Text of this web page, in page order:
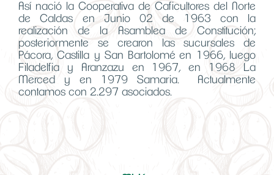
Así nació la Cooperativa de Caficultores del Norte
de Caldas en Junio 02 de 1963 con la
realización de la Asamblea de Constitución;
posteriormente se crearon las sucursales de
Pácora, Castilla y San Bartolomé en 1966, luego
Filadelfia y Aranzazu en 1967, en 1968 La
Merced y en 1979 Samaria.
Actualmente
contamos con 2.297 asociados.